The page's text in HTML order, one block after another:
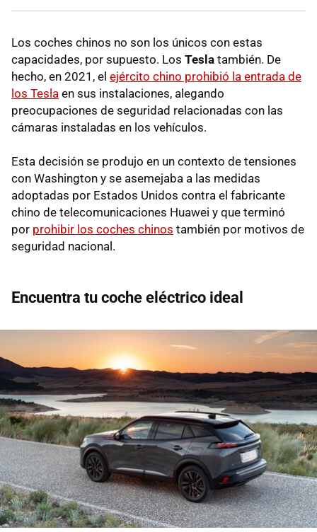
Los coches chinos no son los únicos con estas
capacidades, por supuesto. Los Tesla también. De
hecho, en 2021, el ejército chino prohibió la entrada de
los Tesla en sus instalaciones, alegando
preocupaciones de seguridad relacionadas con las
cámaras instaladas en los vehículos.
Esta decisión se produjo en un contexto de tensiones
con Washington y se asemejaba a las medidas
adoptadas por Estados Unidos contra el fabricante
chino de telecomunicaciones Huawei y que terminó
por prohibir los coches chinos también por motivos de
seguridad nacional.
Encuentra tu coche eléctrico ideal